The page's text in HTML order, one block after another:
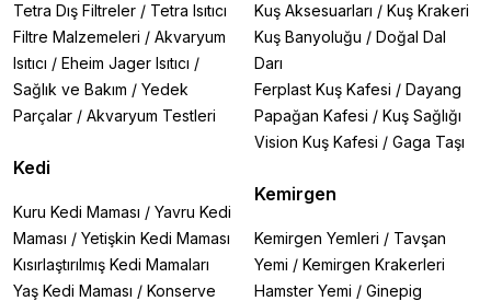
Tetra Dış Filtreler / Tetra Isıtıcı
Filtre Malzemeleri / Akvaryum
Isıtıcı / Eheim Jager Isıtıcı /
Sağlık ve Bakım / Yedek
Parçalar / Akvaryum Testleri
Kedi
Kuru Kedi Maması / Yavru Kedi
Maması / Yetişkin Kedi Maması
Kısırlaştırılmış Kedi Mamaları
Yaş Kedi Maması / Konserve
Kuş Aksesuarları / Kuş Krakeri
Kuş Banyoluğu / Doğal Dal
Darı
Ferplast Kuş Kafesi / Dayang
Papağan Kafesi / Kuş Sağlığı
Vision Kuş Kafesi / Gaga Taşı
Kemirgen
Kemirgen Yemleri / Tavşan
Yemi / Kemirgen Krakerleri
Hamster Yemi / Ginepig